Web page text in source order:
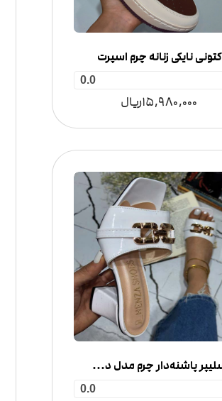
کتونی نایکی زنانه چرم اسپرت
0.0
15,980,000ریال
اسلیپر پاشنه‌دار چرم مدل دستبند
0.0